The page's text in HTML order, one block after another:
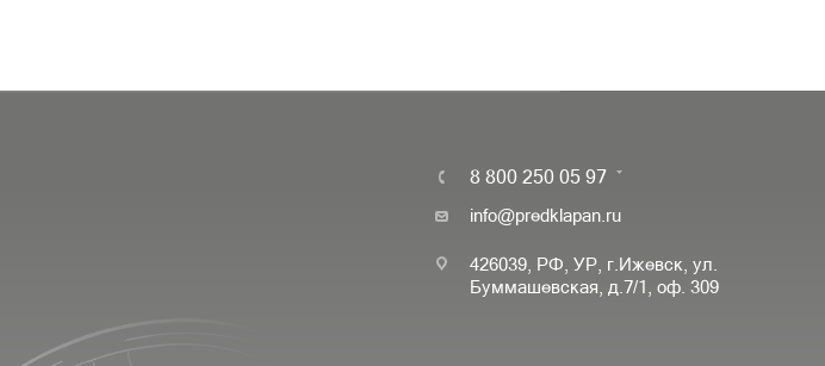
8 800 250 05 97
info@predklapan.ru
426039, РФ, УР, г.Ижевск, ул.
Буммашевская, д.7/1, оф. 309